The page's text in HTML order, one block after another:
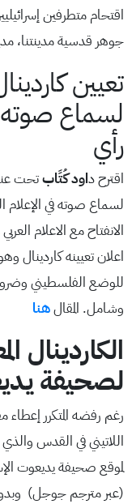
اقتحام متطرفين
جوهر قدسية مدينتنا،
تعيين
لسماع صوته
رأي
اقترح داود كُتًابتحت
لسماع صوته في الإعلام
الانفتاح مع الاعلام
اعلان تعيينه
للوضع الفلسطيني
وشامل. المقالهنا
الكاردينال
لصحيفة
رغم رفضه المتكرر إعطاء
اللاتيني في القدس
لموقع صحيفة يديعوت
(عبر مترجم جوجل)